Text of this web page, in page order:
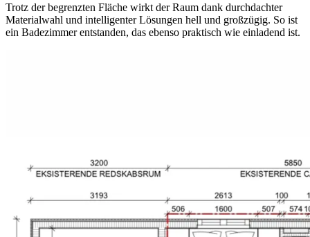
Trotz der begrenzten Fläche wirkt der Raum dank durchdachter
Materialwahl und intelligenter Lösungen hell und großzügig. So ist
ein Badezimmer entstanden, das ebenso praktisch wie einladend ist.